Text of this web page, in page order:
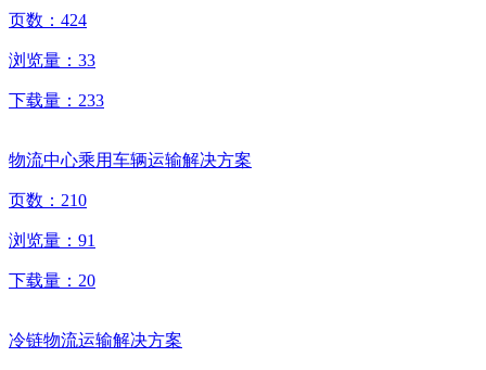
页数： 424
浏览量： 33
下载量： 233
物流中心乘用车辆运输解决方案
页数： 210
浏览量： 91
下载量： 20
冷链物流运输解决方案